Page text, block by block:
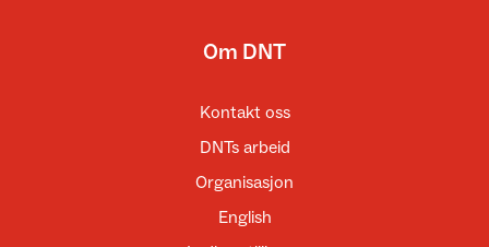
Om DNT
Kontakt oss
DNTs arbeid
Organisasjon
English